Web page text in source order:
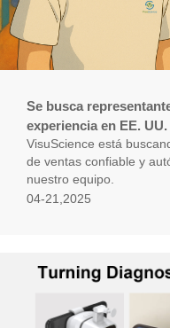
Se busca
experiencia en EE. UU.
VisuScience está
de ventas confiable y
nuestro equipo.
04-21,2025